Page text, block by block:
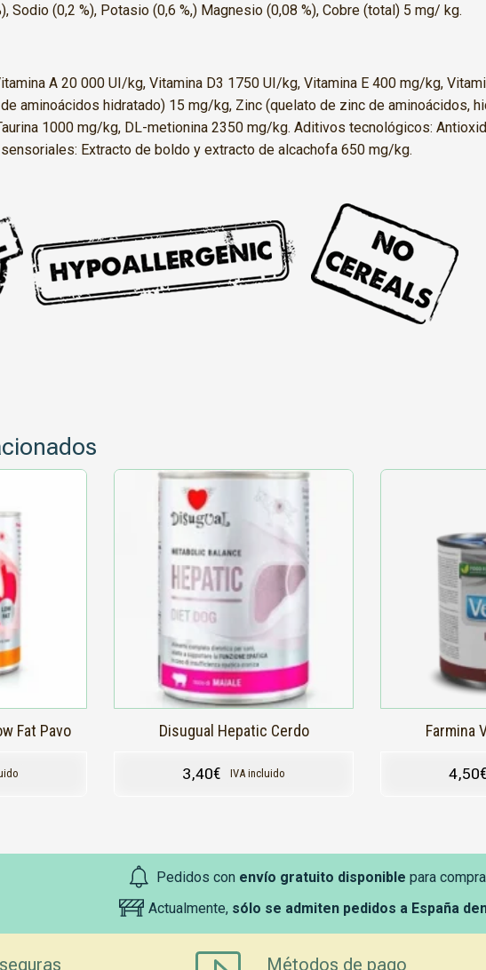
Sodio (0,2 %), Potasio (0,6 %,) Magnesio (0,08 %), Cobre (total) 5 mg/ kg.
A 20 000 UI/kg, Vitamina D3 1750 UI/kg, Vitamina E 400 mg/kg,
aminoácidos hidratado) 15 mg/kg, Zinc (quelato de zinc de aminoácidos,
1000 mg/kg, DL-metionina 2350 mg/kg. Aditivos tecnológicos:
Extracto de boldo y extracto de alcachofa 650 mg/kg.
Fat Pavo Disugual Hepatic Cerdo
3,40€ IVA incluido
Farmina
4,50€
Pedidos con envío gratuito disponible para
Actualmente, sólo se admiten pedidos a España
Métodos de pago